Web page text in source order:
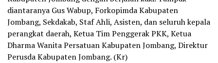
diantaranya Gus Wabup, Forkopimda Kabupaten
Jombang, Sekdakab, Staf Ahli, Asisten, dan seluruh kepala
perangkat daerah, Ketua Tim Penggerak PKK, Ketua
Dharma Wanita Persatuan Kabupaten Jombang, Direktur
Perusda Kabupaten Jombang. (Kr)